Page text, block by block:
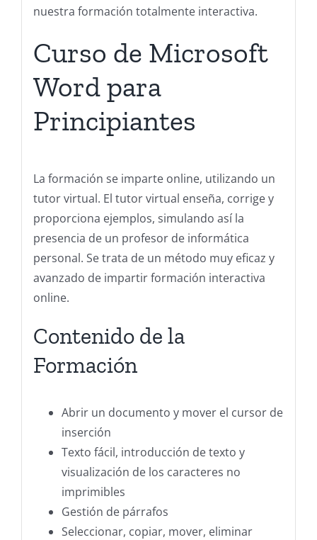
nuestra formación totalmente interactiva.
Curso de Microsoft
Word para
Principiantes
La formación se imparte online, utilizando un
tutor virtual. El tutor virtual enseña, corrige y
proporciona ejemplos, simulando así la
presencia de un profesor de informática
personal. Se trata de un método muy eficaz y
avanzado de impartir formación interactiva
online.
Contenido de la
Formación
Abrir un documento y mover el cursor de
inserción
Texto fácil, introducción de texto y
visualización de los caracteres no
imprimibles
Gestión de párrafos
Seleccionar, copiar, mover, eliminar